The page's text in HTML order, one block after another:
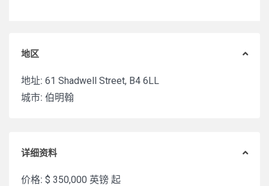
地区
地址: 61 Shadwell Street, B4 6LL
城市: 伯明翰
详细资料
价格: $ 350,000 英镑 起